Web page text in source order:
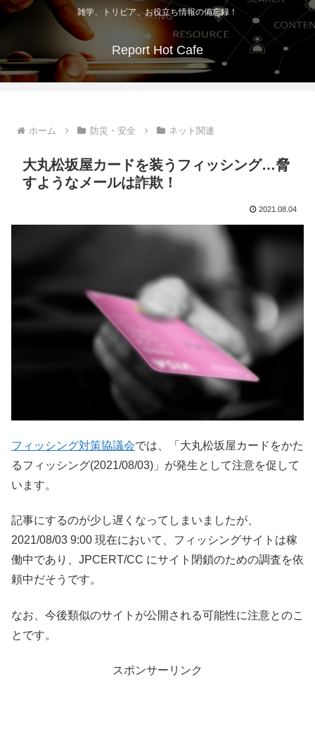
雑学、トリビア、お役立ち情報の備忘録！
Report Hot Cafe
ホーム 防災・安全 ネット関連
大丸松坂屋カードを装うフィッシング…脅
すようなメールは詐欺！
2021.08.04
フィッシング対策協議会では、「大丸松坂屋カードをかた
るフィッシング(2021/08/03)」が発生として注意を促して
います。
記事にするのが少し遅くなってしまいましたが、
2021/08/03 9:00 現在において、フィッシングサイトは稼
働中であり、JPCERT/CC にサイト閉鎖のための調査を依
頼中だそうです。
なお、今後類似のサイトが公開される可能性に注意とのこ
とです。
スポンサーリンク